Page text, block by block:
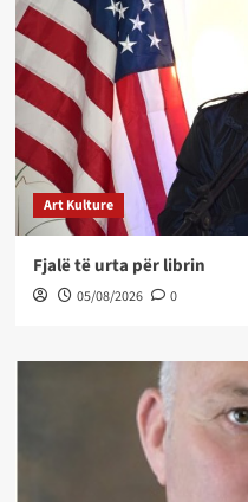
Art Kulture
Fjalë të urta për librin
05/08/2026 0